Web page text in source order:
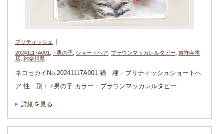
ブリティッシュ
20241117A001, ♂男の子, ショートヘア, ブラウンマッカレルタビー, 吉祥寺本
店, 神奈川県
ネコセカイNo.20241117A001 猫 種：ブリティッシュショートヘ
ア 性 別：♂男の子 カラー：ブラウンマッカレルタビー …
詳細を見る